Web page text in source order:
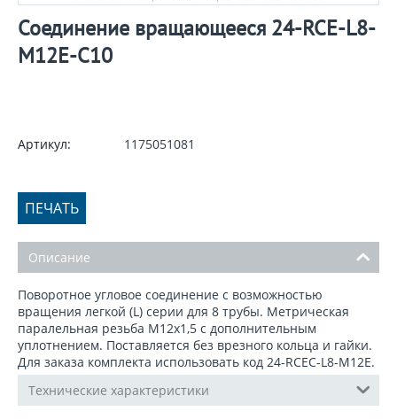
Соединение вращающееся 24-RCE-L8-
M12E-C10
Артикул: 1175051081
ПЕЧАТЬ
Описание
Поворотное угловое соединение с возможностью
вращения легкой (L) серии для 8 трубы. Метрическая
паралельная резьба М12х1,5 с дополнительным
уплотнением. Поставляется без врезного кольца и гайки.
Для заказа комплекта использовать код 24-RCEC-L8-M12E.
Технические характеристики